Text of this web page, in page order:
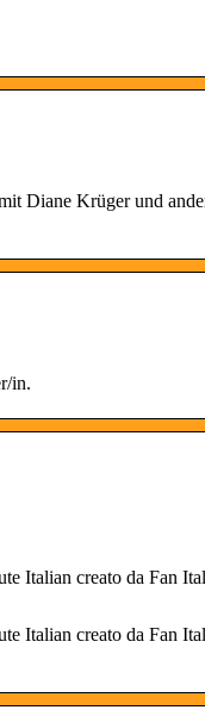
Diane Krüger und
in.
Italian creato da Fan
Italian creato da Fan